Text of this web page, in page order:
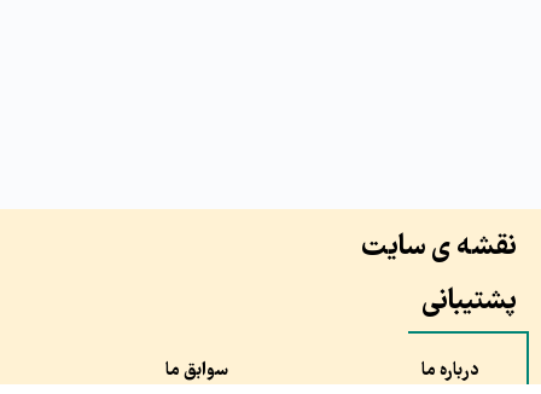
نقشه ی سایت
پشتیبانی
درباره ما سوابق ما